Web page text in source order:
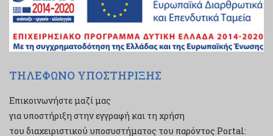
ΤΗΛΕΦΩΝΟ ΥΠΟΣΤΗΡΙΞΗΣ
Επικοινωνήστε μαζί μας
για υποστήριξη στην εγγραφή και τη χρήση
του διαχειριστικού υποσυστήματος του παρόντος Portal: